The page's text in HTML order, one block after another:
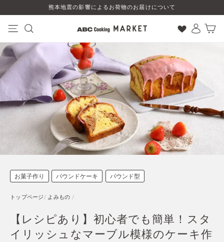
ン
ツ
に
キ
ッ
す
る
熊本地震の影響によるお荷物のお届けについて
お菓子作り パウンドケーキ パウンド型
トップページ / よみもの /
【レシピあり】初心者でも簡単！スタ
イリッシュなマーブル模様のケーキ作